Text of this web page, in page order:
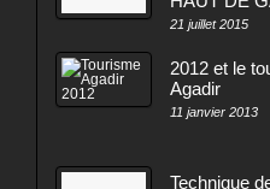
21 juillet 2015
2012 et le
Agadir
11 janvier 2013
Technique